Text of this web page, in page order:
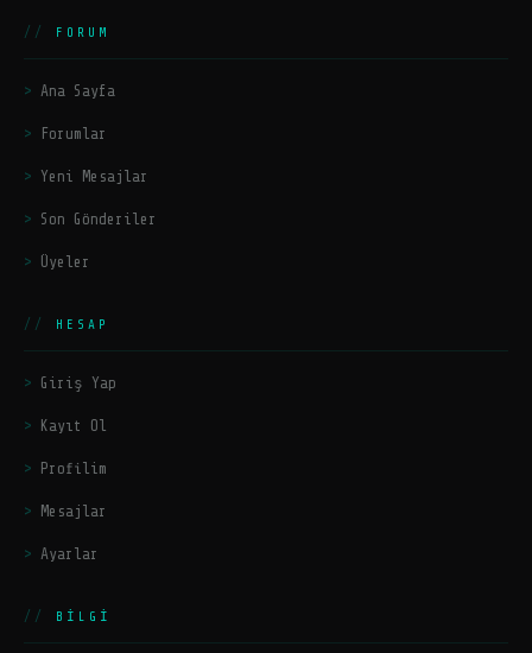
FORUM
Ana Sayfa
Forumlar
Yeni Mesajlar
Son Gönderiler
Üyeler
HESAP
Giriş Yap
Kayıt Ol
Profilim
Mesajlar
Ayarlar
BILGI